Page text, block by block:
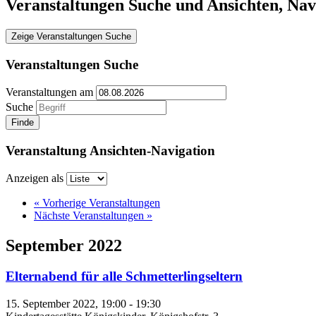
Veranstaltungen Suche und Ansichten,
Zeige Veranstaltungen Suche
Veranstaltungen Suche
Veranstaltungen am
Suche
Veranstaltung Ansichten-Navigation
Anzeigen als
« Vorherige Veranstaltungen
Nächste Veranstaltungen »
September 2022
Elternabend für alle Schmetterlingseltern
15. September 2022, 19:00 - 19:30